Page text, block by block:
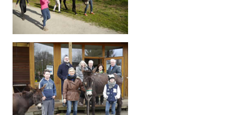
Ponys
Esel
Ziegen
Schafe
Schweine
Kaninchen